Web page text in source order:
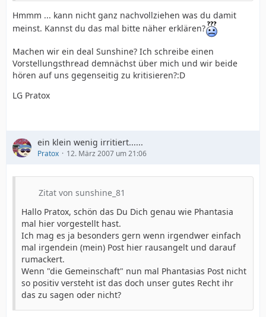
Hmmm ... kann nicht ganz nachvollziehen was du damit
meinst. Kannst du das mal bitte näher erklären?
Machen wir ein deal Sunshine? Ich schreibe einen
Vorstellungsthread demnächst über mich und wir beide
hören auf uns gegenseitig zu kritisieren?:D
LG Pratox
ein klein wenig irritiert......
Pratox 12. März 2007 um 21:06
Zitat von sunshine_81
Hallo Pratox, schön das Du Dich genau wie Phantasia
mal hier vorgestellt hast.
Ich mag es ja besonders gern wenn irgendwer einfach
mal irgendein (mein) Post hier rausangelt und darauf
rumackert.
Wenn "die Gemeinschaft" nun mal Phantasias Post nicht
so positiv versteht ist das doch unser gutes Recht ihr
das zu sagen oder nicht?